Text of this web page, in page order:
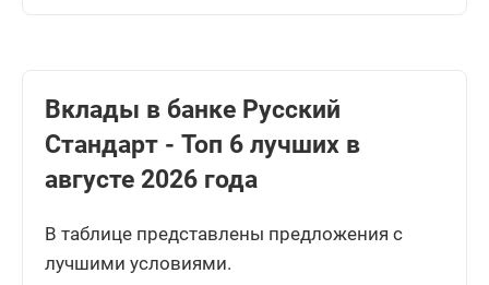
Вклады в банке Русский
Стандарт - Топ 6 лучших в
августе 2026 года
В таблице представлены предложения с
лучшими условиями.